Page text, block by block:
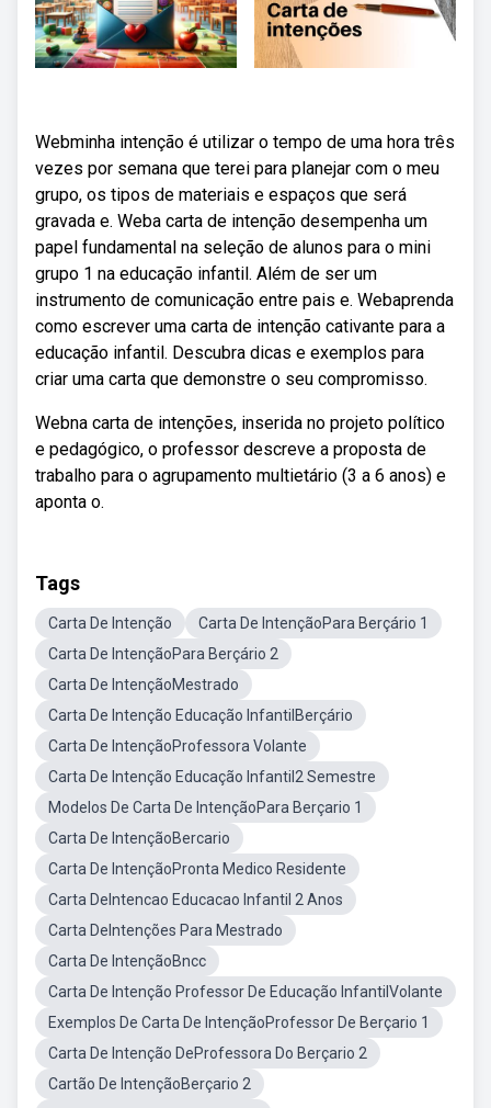
Webminha intenção é utilizar o tempo de uma hora três
vezes por semana que terei para planejar com o meu
grupo, os tipos de materiais e espaços que será
gravada e. Weba carta de intenção desempenha um
papel fundamental na seleção de alunos para o mini
grupo 1 na educação infantil. Além de ser um
instrumento de comunicação entre pais e. Webaprenda
como escrever uma carta de intenção cativante para a
educação infantil. Descubra dicas e exemplos para
criar uma carta que demonstre o seu compromisso.
Webna carta de intenções, inserida no projeto político
e pedagógico, o professor descreve a proposta de
trabalho para o agrupamento multietário (3 a 6 anos) e
aponta o.
Tags
Carta De Intenção
Carta De IntençãoPara Berçário 1
Carta De IntençãoPara Berçário 2
Carta De IntençãoMestrado
Carta De Intenção Educação InfantilBerçário
Carta De IntençãoProfessora Volante
Carta De Intenção Educação Infantil2 Semestre
Modelos De Carta De IntençãoPara Berçario 1
Carta De IntençãoBercario
Carta De IntençãoPronta Medico Residente
Carta DeIntencao Educacao Infantil 2 Anos
Carta DeIntenções Para Mestrado
Carta De IntençãoBncc
Carta De Intenção Professor De Educação InfantilVolante
Exemplos De Carta De IntençãoProfessor De Berçario 1
Carta De Intenção DeProfessora Do Berçario 2
Cartão De IntençãoBerçario 2